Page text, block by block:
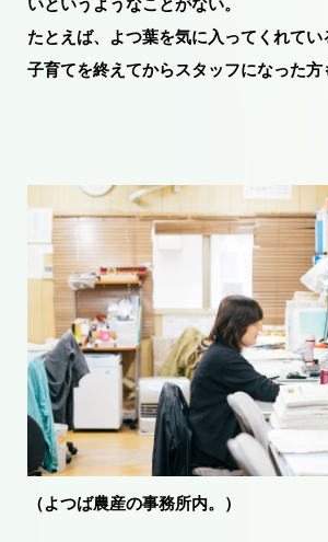
いというようなことがない。
たとえば、よつ葉を気に入ってくれてい
子育てを終えてからスタッフになった方
（よつば農産の事務所内。）